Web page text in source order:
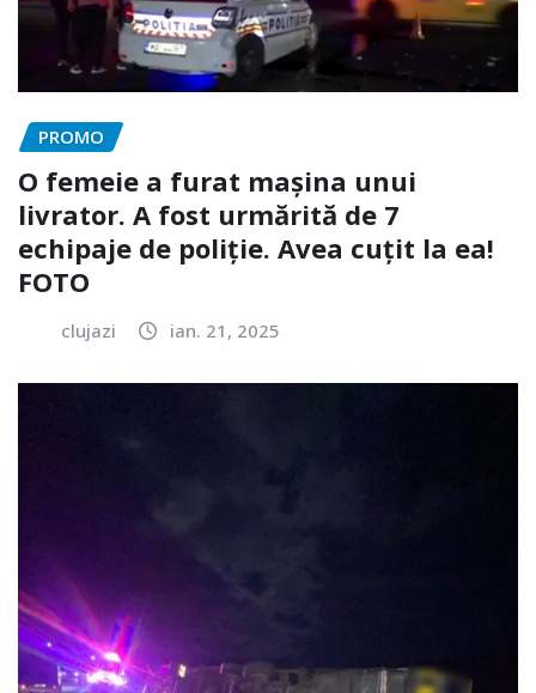
PROMO
O femeie a furat mașina unui
livrator. A fost urmărită de 7
echipaje de poliție. Avea cuțit la ea!
FOTO
clujazi ian. 21, 2025